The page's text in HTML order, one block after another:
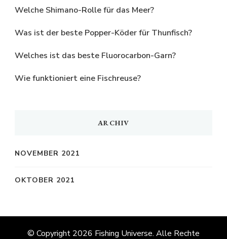
Welche Shimano-Rolle für das Meer?
Was ist der beste Popper-Köder für Thunfisch?
Welches ist das beste Fluorocarbon-Garn?
Wie funktioniert eine Fischreuse?
ARCHIV
NOVEMBER 2021
OKTOBER 2021
© Copyright 2026 Fishing Universe. Alle Rechte